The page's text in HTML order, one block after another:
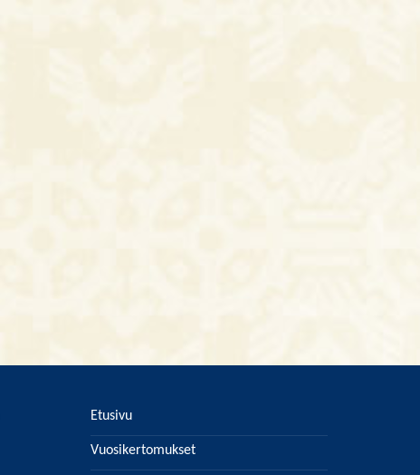
Etusivu
Vuosikertomukset